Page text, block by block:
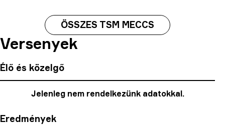
ÖSSZES TSM MECCS
Versenyek
Élő és közelgő
Jelenleg nem rendelkezünk adatokkal.
Eredmények